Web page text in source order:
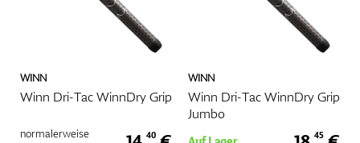
Bälle
WINN
Winn Dri-Tac WinnDry Grip
normalerweise
40
WINN
Winn Dri-Tac WinnDry Grip
Jumbo
45